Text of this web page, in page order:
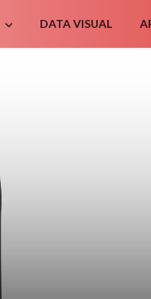
DATA VISUAL